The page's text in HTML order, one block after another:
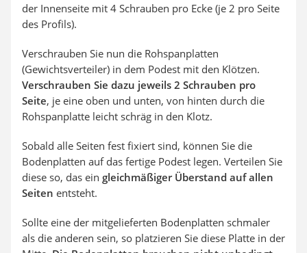
der Innenseite mit 4 Schrauben pro Ecke (je 2 pro Seite
des Profils).
Verschrauben Sie nun die Rohspanplatten
(Gewichtsverteiler) in dem Podest mit den Klötzen.
Verschrauben Sie dazu jeweils 2 Schrauben pro
Seite, je eine oben und unten, von hinten durch die
Rohspanplatte leicht schräg in den Klotz.
Sobald alle Seiten fest fixiert sind, können Sie die
Bodenplatten auf das fertige Podest legen. Verteilen Sie
diese so, das ein gleichmäßiger Überstand auf allen
Seiten entsteht.
Sollte eine der mitgelieferten Bodenplatten schmaler
als die anderen sein, so platzieren Sie diese Platte in der